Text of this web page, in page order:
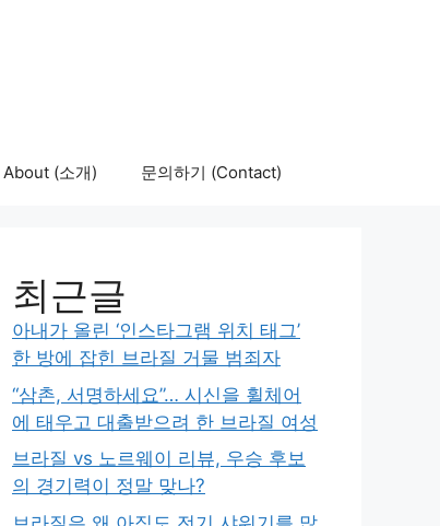
About (소개) 문의하기 (Contact)
최근글
아내가 올린 ‘인스타그램 위치 태그’
한 방에 잡힌 브라질 거물 범죄자
“삼촌, 서명하세요”… 시신을 휠체어
에 태우고 대출받으려 한 브라질 여성
브라질 vs 노르웨이 리뷰, 우승 후보
의 경기력이 정말 맞나?